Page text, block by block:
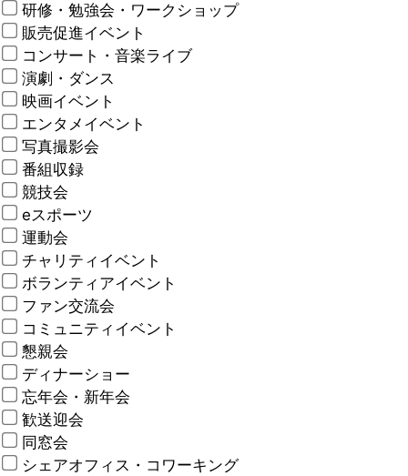
研修・勉強会・ワークショップ
販売促進イベント
コンサート・音楽ライブ
演劇・ダンス
映画イベント
エンタメイベント
写真撮影会
番組収録
競技会
eスポーツ
運動会
チャリティイベント
ボランティアイベント
ファン交流会
コミュニティイベント
懇親会
ディナーショー
忘年会・新年会
歓送迎会
同窓会
シェアオフィス・コワーキング